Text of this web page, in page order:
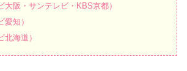
大阪・サンテレビ・KBS京都）
愛知）
北海道）